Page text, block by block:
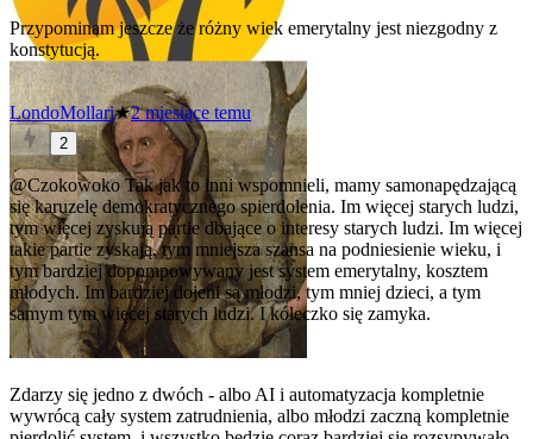
Przypominam jeszcze że różny wiek emerytalny jest niezgodny z
konstytucją.
LondoMollari★2 miesiące temu
2
@CzokowokoTak jak to inni wspomnieli, mamy samonapędzającą
się karuzelę demokratycznego spierdolenia. Im więcej starych ludzi,
tym więcej zyskują partie dbające o interesy starych ludzi. Im więcej
takie partie zyskają, tym mniejsza szansa na podniesienie wieku, i
tym bardziej dopompowywany jest system emerytalny, kosztem
młodych. Im bardziej dojeni są młodzi, tym mniej dzieci, a tym
samym tym więcej starych ludzi. I kółeczko się zamyka.
Zdarzy się jedno z dwóch - albo AI i automatyzacja kompletnie
wywrócą cały system zatrudnienia, albo młodzi zaczną kompletnie